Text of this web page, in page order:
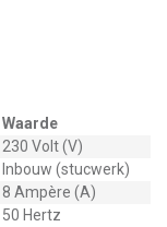
Waarde
230 Volt (V)
Inbouw (stucwerk)
8 Ampère (A)
50 Hertz